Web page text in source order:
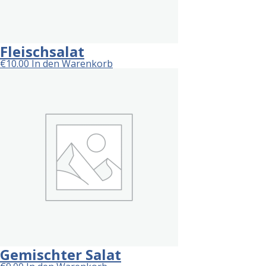
Fleischsalat
€10.00In den Warenkorb
Gemischter Salat